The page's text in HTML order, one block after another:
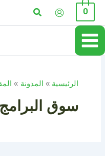
تخطي
المحتوى
0 البحث
الرئيسية المدونة
سوق البرامج